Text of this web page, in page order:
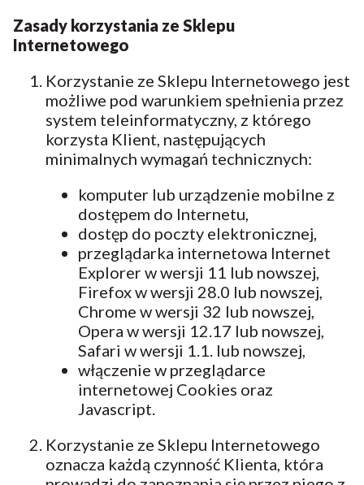
Zasady korzystania ze Sklepu
Internetowego
Korzystanie ze Sklepu Internetowego jest
możliwe pod warunkiem spełnienia przez
system teleinformatyczny, z którego
korzysta Klient, następujących
minimalnych wymagań technicznych:
komputer lub urządzenie mobilne z
dostępem do Internetu,
dostęp do poczty elektronicznej,
przeglądarka internetowa Internet
Explorer w wersji 11 lub nowszej,
Firefox w wersji 28.0 lub nowszej,
Chrome w wersji 32 lub nowszej,
Opera w wersji 12.17 lub nowszej,
Safari w wersji 1.1. lub nowszej,
włączenie w przeglądarce
internetowej Cookies oraz
Javascript.
Korzystanie ze Sklepu Internetowego
oznacza każdą czynność Klienta, która